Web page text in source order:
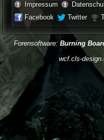
Impressum
Facebook
Twitter
Forensoftware: Burning
wcf.cls-